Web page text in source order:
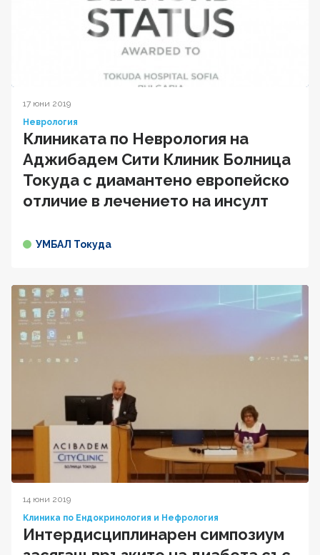
17 юни 2019
Неврология
Клиниката по Неврология на
Аджибадем Сити Клиник Болница
Токуда с диамантено европейско
отличие в лечението на инсулт
УМБАЛ Токуда
14 юни 2019
Клиника по Ендокринология и Нефрология
Интердисциплинарен симпозиум